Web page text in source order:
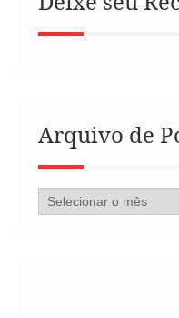
Arquivo de
Arquivo
de